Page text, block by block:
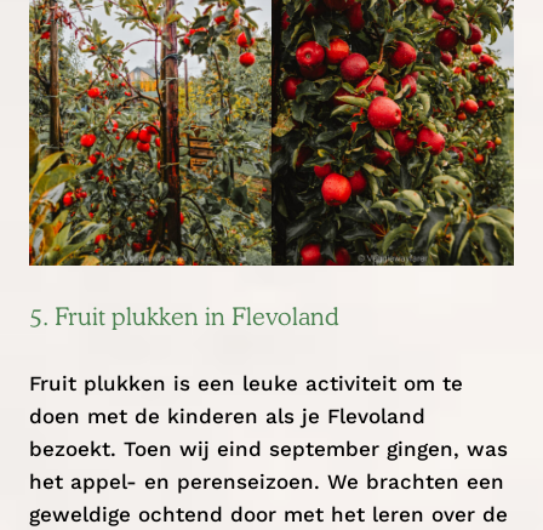
5. Fruit plukken in Flevoland
Fruit plukken is een leuke activiteit om te
doen met de kinderen als je Flevoland
bezoekt. Toen wij eind september gingen, was
het appel- en perenseizoen. We brachten een
geweldige ochtend door met het leren over de